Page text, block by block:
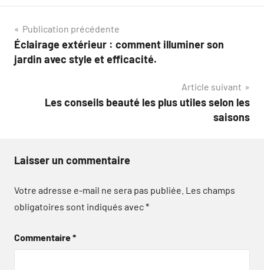
Navigation
de
Publication précédente
Éclairage extérieur : comment illuminer son
jardin avec style et efficacité.
Article suivant
Les conseils beauté les plus utiles selon les
saisons
Laisser un commentaire
Votre adresse e-mail ne sera pas publiée. Les champs
obligatoires sont indiqués avec*
Commentaire*